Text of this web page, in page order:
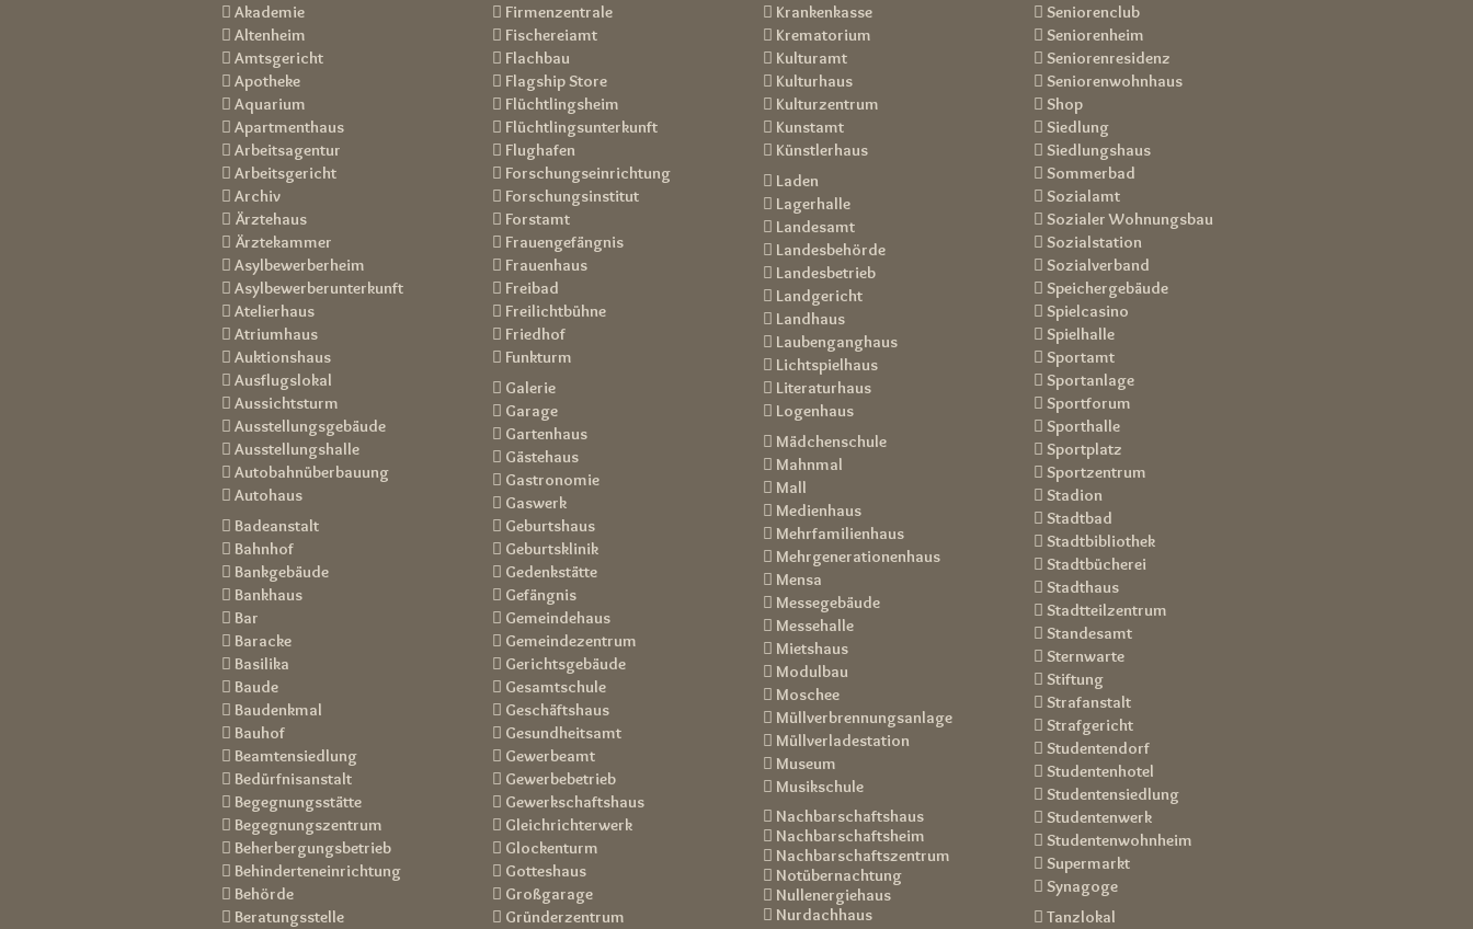
 Akademie
 Altenheim
 Amtsgericht
 Apotheke
 Aquarium
 Apartmenthaus
 Arbeitsagentur
 Arbeitsgericht
 Archiv
 Ärztehaus
 Ärztekammer
 Asylbewerberheim
 Asylbewerberunterkunft
 Atelierhaus
 Atriumhaus
 Auktionshaus
 Ausflugslokal
 Aussichtsturm
 Ausstellungsgebäude
 Ausstellungshalle
 Autobahnüberbauung
 Autohaus
 Badeanstalt
 Bahnhof
 Bankgebäude
 Bankhaus
 Bar
 Baracke
 Basilika
 Baude
 Baudenkmal
 Bauhof
 Beamtensiedlung
 Bedürfnisanstalt
 Begegnungsstätte
 Begegnungszentrum
 Beherbergungsbetrieb
 Behinderteneinrichtung
 Behörde
 Beratungsstelle
 Firmenzentrale
 Fischereiamt
 Flachbau
 Flagship Store
 Flüchtlingsheim
 Flüchtlingsunterkunft
 Flughafen
 Forschungseinrichtung
 Forschungsinstitut
 Forstamt
 Frauengefängnis
 Frauenhaus
 Freibad
 Freilichtbühne
 Friedhof
 Funkturm
 Galerie
 Garage
 Gartenhaus
 Gästehaus
 Gastronomie
 Gaswerk
 Geburtshaus
 Geburtsklinik
 Gedenkstätte
 Gefängnis
 Gemeindehaus
 Gemeindezentrum
 Gerichtsgebäude
 Gesamtschule
 Geschäftshaus
 Gesundheitsamt
 Gewerbeamt
 Gewerbebetrieb
 Gewerkschaftshaus
 Gleichrichterwerk
 Glockenturm
 Gotteshaus
 Großgarage
 Gründerzentrum
 Krankenkasse
 Krematorium
 Kulturamt
 Kulturhaus
 Kulturzentrum
 Kunstamt
 Künstlerhaus
 Laden
 Lagerhalle
 Landesamt
 Landesbehörde
 Landesbetrieb
 Landgericht
 Landhaus
 Laubenganghaus
 Lichtspielhaus
 Literaturhaus
 Logenhaus
 Mädchenschule
 Mahnmal
 Mall
 Medienhaus
 Mehrfamilienhaus
 Mehrgenerationenhaus
 Mensa
 Messegebäude
 Messehalle
 Mietshaus
 Modulbau
 Moschee
 Müllverbrennungsanlage
 Müllverladestation
 Museum
 Musikschule
 Nachbarschaftshaus
 Nachbarschaftsheim
 Nachbarschaftszentrum
 Notübernachtung
 Nullenergiehaus
 Nurdachhaus
 Seniorenclub
 Seniorenheim
 Seniorenresidenz
 Seniorenwohnhaus
 Shop
 Siedlung
 Siedlungshaus
 Sommerbad
 Sozialamt
 Sozialer Wohnungsbau
 Sozialstation
 Sozialverband
 Speichergebäude
 Spielcasino
 Spielhalle
 Sportamt
 Sportanlage
 Sportforum
 Sporthalle
 Sportplatz
 Sportzentrum
 Stadion
 Stadtbad
 Stadtbibliothek
 Stadtbücherei
 Stadthaus
 Stadtteilzentrum
 Standesamt
 Sternwarte
 Stiftung
 Strafanstalt
 Strafgericht
 Studentendorf
 Studentenhotel
 Studentensiedlung
 Studentenwerk
 Studentenwohnheim
 Supermarkt
 Synagoge
 Tanzlokal